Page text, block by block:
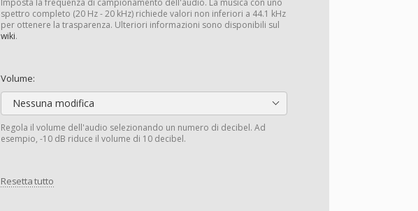
Imposta la frequenza di campionamento dell'audio. La musica con uno
spettro completo (20 Hz - 20 kHz) richiede valori non inferiori a 44.1 kHz
per ottenere la trasparenza. Ulteriori informazioni sono disponibili sul
wiki.
Volume:
Nessuna modifica
Regola il volume dell'audio selezionando un numero di decibel. Ad
esempio, -10 dB riduce il volume di 10 decibel.
Resetta tutto